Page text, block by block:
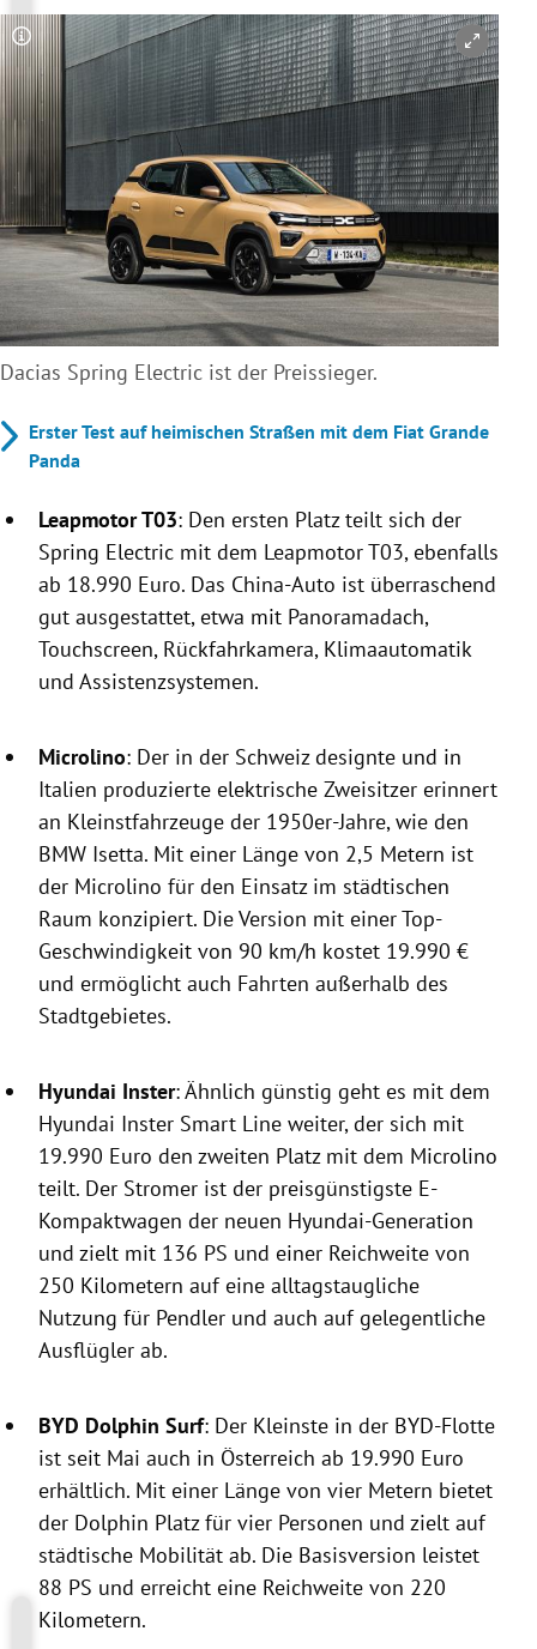
Copyright-Hinweis öffnen/schließen
Dacias Spring Electric ist der Preissieger.
Erster Test auf heimischen Straßen mit dem Fiat Grande
Panda
Leapmotor T03: Den ersten Platz teilt sich der
Spring Electric mit dem Leapmotor T03, ebenfalls
ab 18.990 Euro. Das China-Auto ist überraschend
gut ausgestattet, etwa mit Panoramadach,
Touchscreen, Rückfahrkamera, Klimaautomatik
und Assistenzsystemen.
Microlino: Der in der Schweiz designte und in
Italien produzierte elektrische Zweisitzer erinnert
an Kleinstfahrzeuge der 1950er-Jahre, wie den
BMW Isetta. Mit einer Länge von 2,5 Metern ist
der Microlino für den Einsatz im städtischen
Raum konzipiert. Die Version mit einer Top-
Geschwindigkeit von 90 km/h kostet 19.990 €
und ermöglicht auch Fahrten außerhalb des
Stadtgebietes.
Hyundai Inster: Ähnlich günstig geht es mit dem
Hyundai Inster Smart Line weiter, der sich mit
19.990 Euro den zweiten Platz mit dem Microlino
teilt. Der Stromer ist der preisgünstigste E-
Kompaktwagen der neuen Hyundai-Generation
und zielt mit 136 PS und einer Reichweite von
250 Kilometern auf eine alltagstaugliche
Nutzung für Pendler und auch auf gelegentliche
Ausflügler ab.
BYD Dolphin Surf: Der Kleinste in der BYD-Flotte
ist seit Mai auch in Österreich ab 19.990 Euro
erhältlich. Mit einer Länge von vier Metern bietet
der Dolphin Platz für vier Personen und zielt auf
städtische Mobilität ab. Die Basisversion leistet
88 PS und erreicht eine Reichweite von 220
Kilometern.